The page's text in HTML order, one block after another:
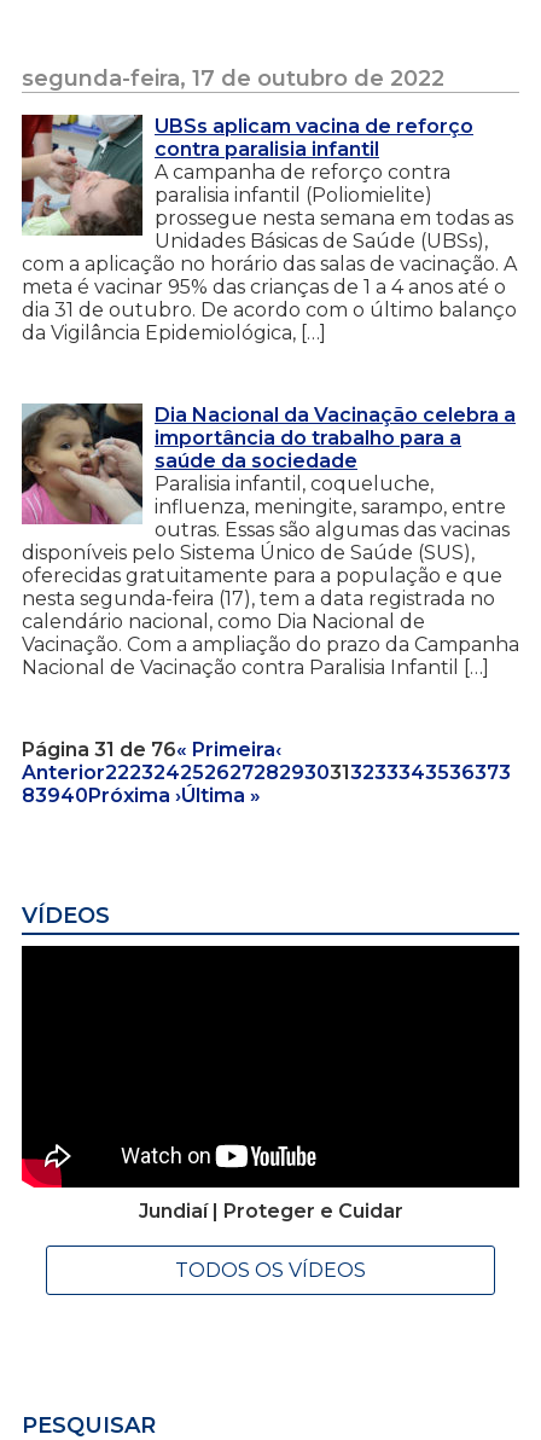
segunda-feira, 17 de outubro de 2022
UBSs aplicam vacina de reforço
contra paralisia infantil
A campanha de reforço contra
paralisia infantil (Poliomielite)
prossegue nesta semana em todas as
Unidades Básicas de Saúde (UBSs),
com a aplicação no horário das salas de vacinação. A
meta é vacinar 95% das crianças de 1 a 4 anos até o
dia 31 de outubro. De acordo com o último balanço
da Vigilância Epidemiológica, […]
Dia Nacional da Vacinação celebra a
importância do trabalho para a
saúde da sociedade
Paralisia infantil, coqueluche,
influenza, meningite, sarampo, entre
outras. Essas são algumas das vacinas
disponíveis pelo Sistema Único de Saúde (SUS),
oferecidas gratuitamente para a população e que
nesta segunda-feira (17), tem a data registrada no
calendário nacional, como Dia Nacional de
Vacinação. Com a ampliação do prazo da Campanha
Nacional de Vacinação contra Paralisia Infantil […]
Página 31 de 76« Primeira‹
Anterior222324252627282930313233343536373
83940Próxima ›Última »
VÍDEOS
Jundiaí | Proteger e Cuidar
TODOS OS VÍDEOS
PESQUISAR